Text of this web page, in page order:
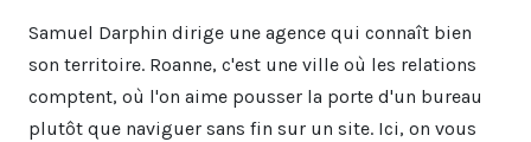
Samuel Darphin dirige une agence qui connaît bien
son territoire. Roanne, c'est une ville où les relations
comptent, où l'on aime pousser la porte d'un bureau
plutôt que naviguer sans fin sur un site. Ici, on vous